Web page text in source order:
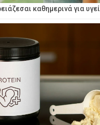
καθημερινά για